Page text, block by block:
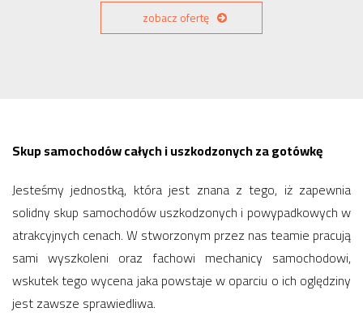
zobacz ofertę
Skup samochodów całych i uszkodzonych za gotówkę
Jesteśmy jednostką, która jest znana z tego, iż zapewnia
solidny skup samochodów uszkodzonych i powypadkowych w
atrakcyjnych cenach. W stworzonym przez nas teamie pracują
sami wyszkoleni oraz fachowi mechanicy samochodowi,
wskutek tego wycena jaka powstaje w oparciu o ich oględziny
jest zawsze sprawiedliwa.